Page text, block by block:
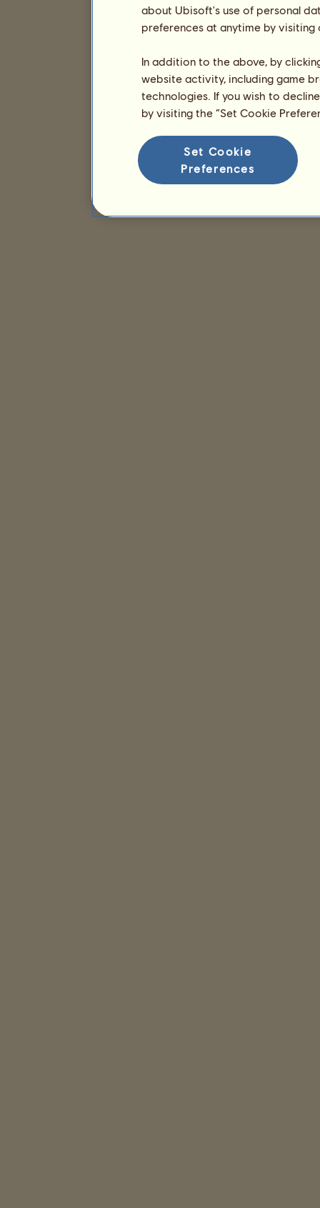
about Ubisoft's use of personal
preferences at anytime by
In addition to the above, by
website activity, including game
technologies. If you wish to
by visiting the “Set Cookie
Set Cookie
Preferences